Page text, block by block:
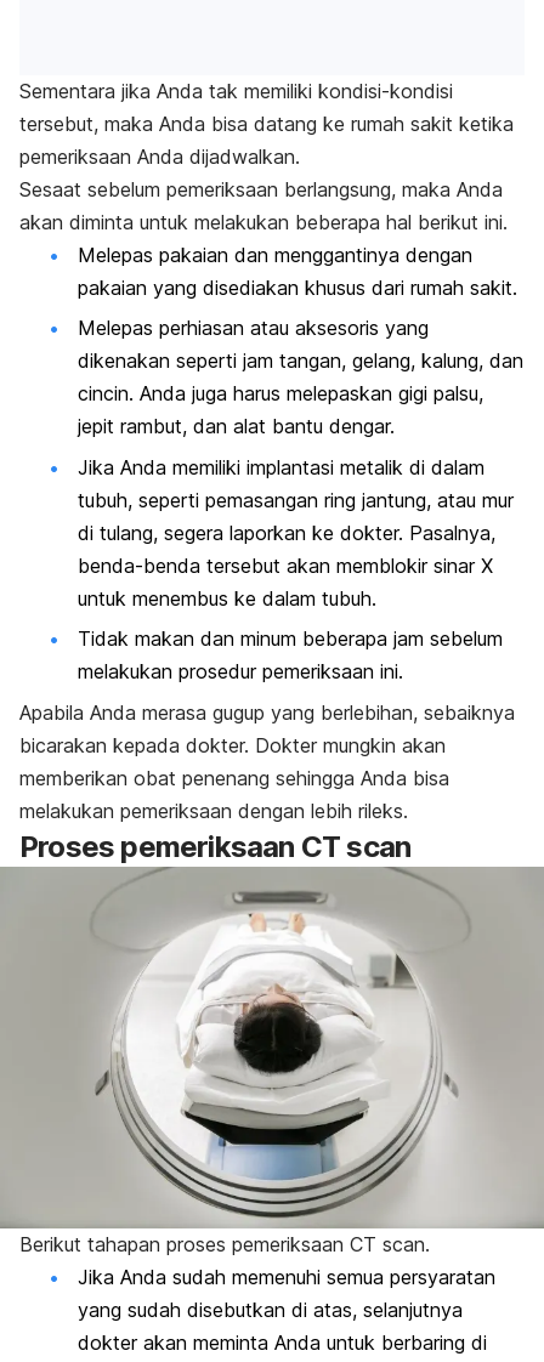
Sementara jika Anda tak memiliki kondisi-kondisi
tersebut, maka Anda bisa datang ke rumah sakit ketika
pemeriksaan Anda dijadwalkan.
Sesaat sebelum pemeriksaan berlangsung, maka Anda
akan diminta untuk melakukan beberapa hal berikut ini.
Melepas pakaian dan menggantinya dengan
pakaian yang disediakan khusus dari rumah sakit.
Melepas perhiasan atau aksesoris yang
dikenakan seperti jam tangan, gelang, kalung, dan
cincin. Anda juga harus melepaskan gigi palsu,
jepit rambut, dan alat bantu dengar.
Jika Anda memiliki implantasi metalik di dalam
tubuh, seperti pemasangan ring jantung, atau mur
di tulang, segera laporkan ke dokter. Pasalnya,
benda-benda tersebut akan memblokir sinar X
untuk menembus ke dalam tubuh.
Tidak makan dan minum beberapa jam sebelum
melakukan prosedur pemeriksaan ini.
Apabila Anda merasa gugup yang berlebihan, sebaiknya
bicarakan kepada dokter. Dokter mungkin akan
memberikan obat penenang sehingga Anda bisa
melakukan pemeriksaan dengan lebih rileks.
Proses pemeriksaan CT scan
Berikut tahapan proses pemeriksaan CT scan.
Jika Anda sudah memenuhi semua persyaratan
yang sudah disebutkan di atas, selanjutnya
dokter akan meminta Anda untuk berbaring di